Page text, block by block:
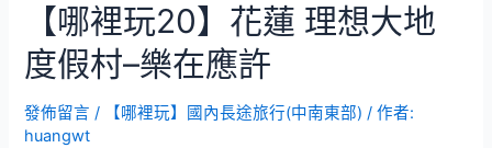
境
農
合
【哪裡玩20】花蓮 理想大地
度假村–樂在應許
發佈留言 / 【哪裡玩】國內長途旅行(中南東部) / 作者:
huangwt